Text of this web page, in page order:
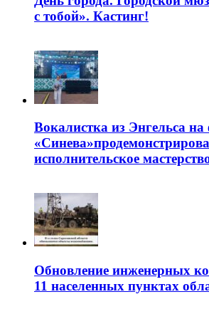
с тобой». Кастинг!
Вокалистка из Энгельса на
исполнительское
Обновление инженерных
11 населенных пунктах